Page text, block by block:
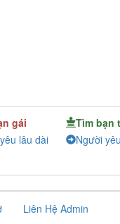
gái Tìm bạn
lâu dài Người
Liên Hệ Admin